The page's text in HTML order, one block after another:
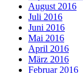
August 2016
Juli 2016
Juni 2016
Mai 2016
April 2016
März 2016
Februar 2016